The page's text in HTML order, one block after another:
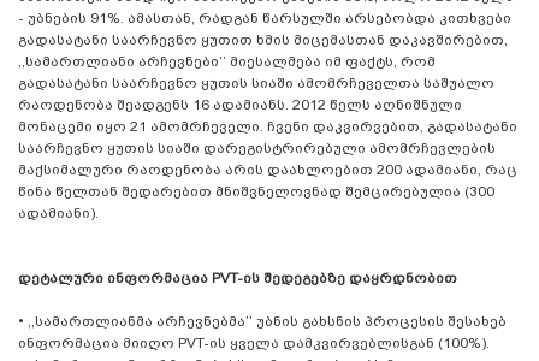
- უბნების 91%. ამასთან, რადგან წარსულში არსებობდა კითხვები
გადასატანი საარჩევნო ყუთით ხმის მიცემასთან დაკავშირებით,
,,სამართლიანი არჩევნები’’ მიესალმება იმ ფაქტს, რომ
გადასატანი საარჩევნო ყუთის სიაში ამომრჩეველთა საშუალო
რაოდენობა შეადგენს 16 ადამიანს. 2012 წელს აღნიშნული
მონაცემი იყო 21 ამომრჩეველი. ჩვენი დაკვირვებით, გადასატანი
საარჩევნო ყუთის სიაში დარეგისტრირებული ამომრჩევლების
მაქსიმალური რაოდენობა არის დაახლოებით 200 ადამიანი, რაც
წინა წელთან შედარებით მნიშვნელოვნად შემცირებულია (300
ადამიანი).
დეტალური ინფორმაცია PVT-ის შედეგებზე დაყრდნობით
• ,,სამართლიანმა არჩევნებმა’’ უბნის გახსნის პროცესის შესახებ
ინფორმაცია მიიღო PVT-ის ყველა დამკვირვებლისგან (100%).